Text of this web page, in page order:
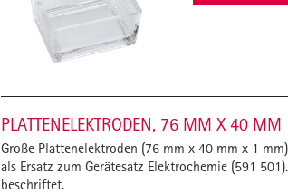
PLATTENELEKTRODEN, 76 MM X 40 MM
Große Plattenelektroden (76 mm x 40 mm x 1
als Ersatz zum Gerätesatz Elektrochemie (591
beschriftet.